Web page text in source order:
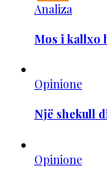
Analiza
Mos i kallxo
Opinione
Një shekull
Opinione